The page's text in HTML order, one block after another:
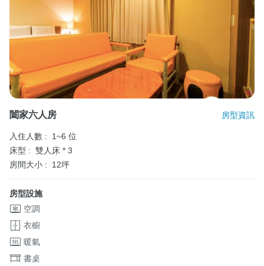
闔家六人房 房型資訊
入住人數 :
1~6 位
床型 : 雙人床 * 3
房間大小 :
12坪
房型設施
空調
衣櫥
暖氣
書桌